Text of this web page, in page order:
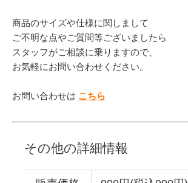
商品のサイズや仕様に関しまして
ご不明な点やご質問等ございましたら
スタッフがご相談に乗りますので、
お気軽にお問い合わせください。
お問い合わせは こちら
その他の詳細情報